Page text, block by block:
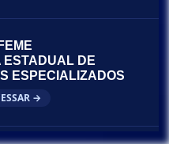
FEME
ESTADUAL DE
ESPECIALIZADOS
→